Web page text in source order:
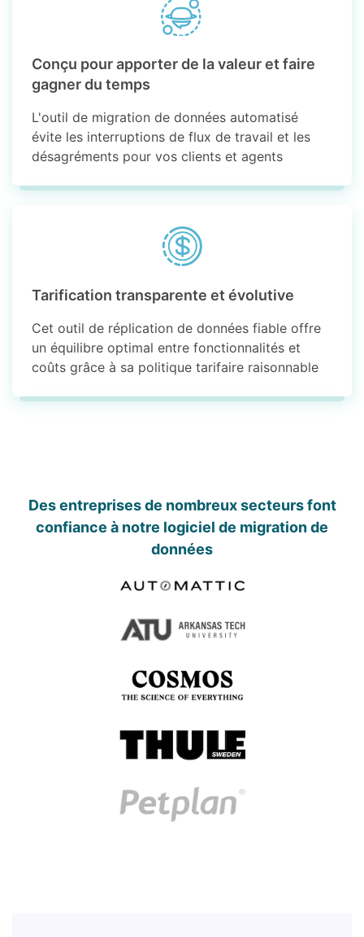
Conçu pour apporter de la valeur et faire
gagner du temps
L'outil de migration de données automatisé
évite les interruptions de flux de travail et les
désagréments pour vos clients et agents
Tarification transparente et évolutive
Cet outil de réplication de données fiable offre
un équilibre optimal entre fonctionnalités et
coûts grâce à sa politique tarifaire raisonnable
Des entreprises de nombreux secteurs font
confiance à notre logiciel de migration de
données